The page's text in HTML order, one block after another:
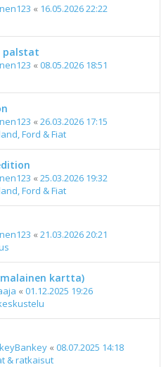
« 16.05.2026 22:22
palstat
« 08.05.2026 18:51
« 26.03.2026 17:15
Ford & Fiat
« 25.03.2026 19:32
Ford & Fiat
« 21.03.2026 20:21
kartta)
« 01.12.2025 19:26
« 08.07.2025 14:18
& ratkaisut